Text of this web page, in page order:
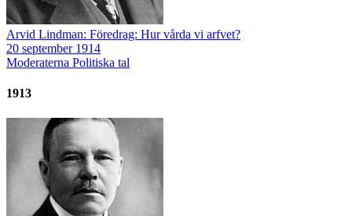
Arvid Lindman: Föredrag: Hur vårda vi arfvet?
20 september 1914
Moderaterna Politiska tal
1913